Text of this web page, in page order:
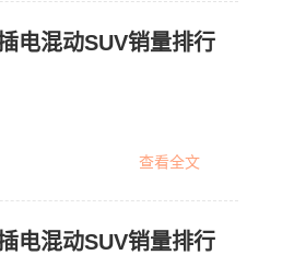
电混动SUV销量排行
查看全文
电混动SUV销量排行